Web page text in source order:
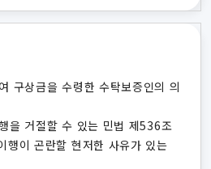
구상금을 수령한 수탁보증인의 의
을 거절할 수 있는 민법 제536조
행이 곤란할 현저한 사유가 있는